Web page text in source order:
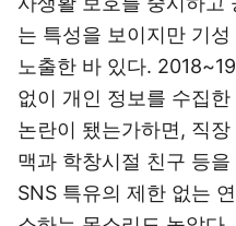
는 특성을 보이지만 기
노출한 바 있다.
없이 개인 정보를 수집
논란이 됐는가하면, 직
맥과 학창시절 친구 등
SNS 특유의 제한 없는